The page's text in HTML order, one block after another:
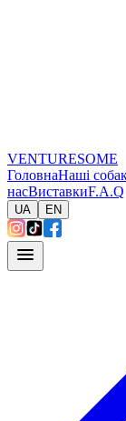
VENTURESOME
ГоловнаНаші
насВиставкиF.A.Q
UA EN